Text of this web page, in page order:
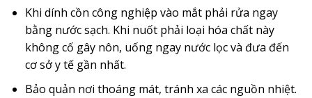
Khi dính cồn công nghiệp vào mắt phải rửa ngay
bằng nước sạch. Khi nuốt phải loại hóa chất này
không cố gây nôn, uống ngay nước lọc và đưa đến
cơ sở y tế gần nhất.
Bảo quản nơi thoáng mát, tránh xa các nguồn nhiệt.